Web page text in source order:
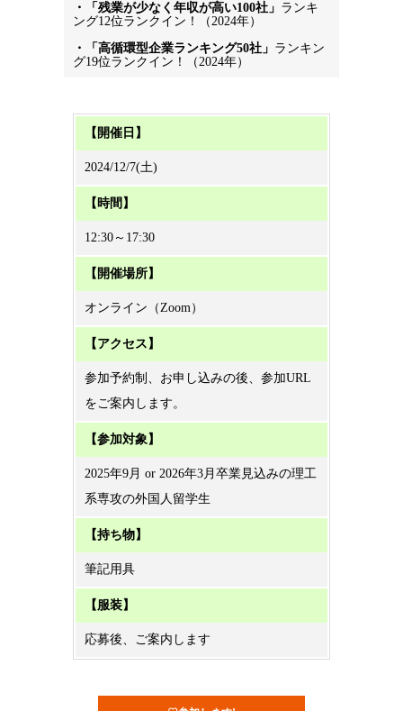
・「残業が少なく年収が高い100社」 ランキ
ング12位ランクイン！（2024年）
・「高循環型企業ランキング50社」 ランキン
グ19位ランクイン！（2024年）
【開催日】
2024/12/7(土)
【時間】
12:30～17:30
【開催場所】
オンライン（Zoom）
【アクセス】
参加予約制、お申し込みの後、参加URL
をご案内します。
【参加対象】
2025年9月 or 2026年3月卒業見込みの理工
系専攻の外国人留学生
【持ち物】
筆記用具
【服装】
応募後、ご案内します